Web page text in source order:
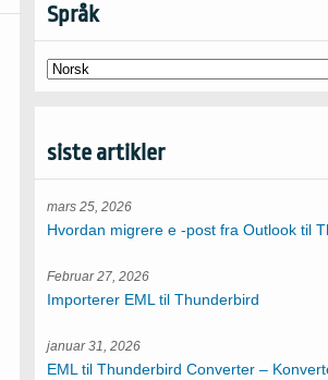
Språk
siste artikler
mars 25, 2026
Hvordan migrere e -post fra Outlook til
Februar 27, 2026
Importerer EML til Thunderbird
januar 31, 2026
EML til Thunderbird Converter –